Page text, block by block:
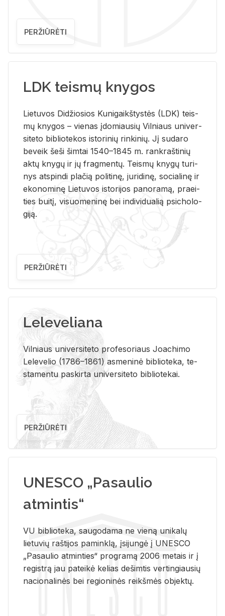
PERŽIŪRĖTI
LDK teismų knygos
Lie­tu­vos Di­džio­sios Ku­ni­gaikš­tys­tės (LDK) teis­
mų kny­gos – vie­nas įdo­miau­sių Vil­niaus uni­ver­
si­te­to bi­b­lio­te­kos is­to­ri­nių rin­ki­nių. Jį su­da­ro
be­veik šeši šim­tai 1540–1845 m. rank­raš­ti­nių
aktų kny­gų ir jų frag­men­tų. Teis­mų kny­gų tu­ri­
nys at­spin­di pla­čią po­li­ti­nę, ju­ri­di­nę, so­cia­li­nę ir
eko­no­mi­nę Lie­tu­vos is­to­ri­jos pa­no­ra­mą, pra­ei­
ties bui­tį, vi­suo­me­ni­nę bei in­di­vi­dua­lią psi­cho­lo­
gi­ją.
PERŽIŪRĖTI
Leleveliana
Vil­niaus uni­ver­si­te­to pro­fe­so­riaus Jo­a­chi­mo
Le­le­ve­lio (1786–1861) as­me­ni­nė bi­b­lio­te­ka, te­
sta­men­tu pa­skir­ta uni­ver­si­te­to bi­b­lio­te­kai.
PERŽIŪRĖTI
UNESCO „Pasaulio
atmintis“
VU biblioteka, saugodama ne vieną unikalų
lietuvių raštijos paminklą, įsijungė į UNESCO
„Pasaulio atminties“ programą 2006 metais ir į
registrą jau pateikė kelias dešimtis vertingiausių
nacionalinės bei regioninės reikšmės objektų.